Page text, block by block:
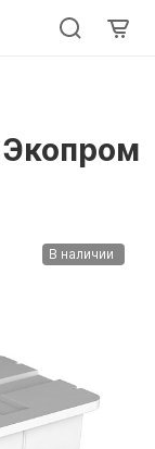
В наличии